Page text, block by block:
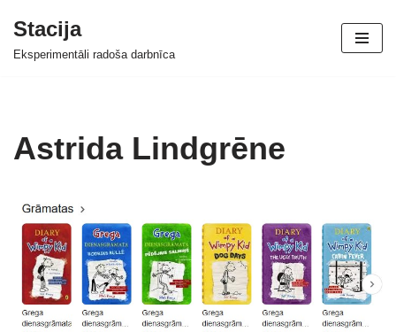
Skip
Stacija
Eksperimentāli radoša darbnīca
Astrida Lindgrēne